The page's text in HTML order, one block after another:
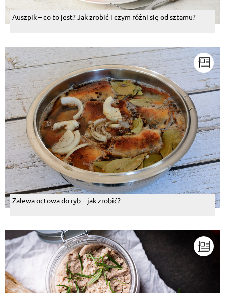
Auszpik – co to jest? Jak zrobić i czym różni się od sztamu?
Zalewa octowa do ryb – jak zrobić?